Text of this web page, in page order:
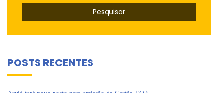
POSTS RECENTES